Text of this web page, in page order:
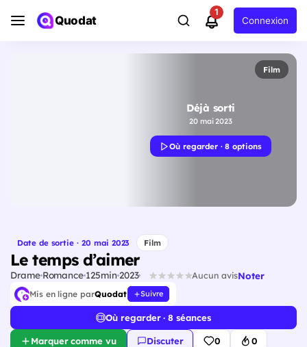
Quodat
1
Connexion
Film
Déjà sorti
20 mai 2023
Où regarder · 8 options
Date de sortie · 20 mai 2023 Film
Le temps d’aimer
DrameRomance 125min 2023 Aucun avisNoter
Mis en ligne parQuodat Suivre
Où regarder · 8 séances
Marquer comme vu Discuter 0 0